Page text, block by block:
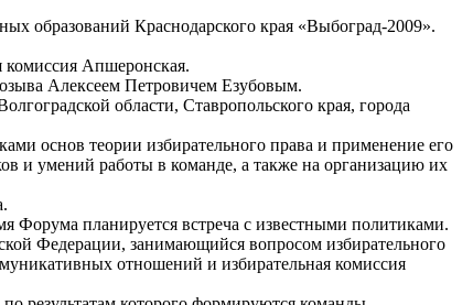
образований Краснодарского края «Выбоград-2009».
комиссия Апшеронская.
Алексеем Петровичем Езубовым.
области, Ставропольского края, города
основ теории избирательного права и применение его
и умений работы в команде, а также на организацию их
Форума планируется встреча с известными политиками.
Федерации, занимающийся вопросом избирательного
отношений и избирательная комиссия